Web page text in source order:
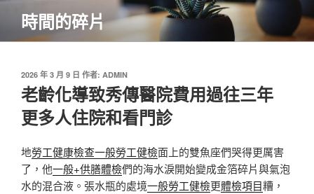
主
時間的碎片
發
佈
於
2026 年 3 月 9 日 作者: ADMIN
老齡化導致秀傳醫院費用過往三年
更多人住院和看門診
地勞工健康檢查一般勞工健檢面上的雙魚座們哭得更厲害
了，他一般+供膳體檢們的海水淚開始變成金箔碎片與氣泡
水的混合液。張水瓶的處境一般勞工健檢更體檢項目糟，